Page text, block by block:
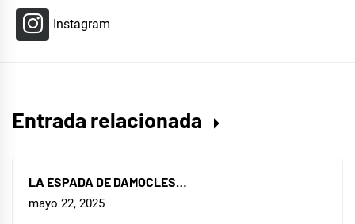
Instagram
Entrada relacionada
LA ESPADA DE DAMOCLES…
mayo 22, 2025